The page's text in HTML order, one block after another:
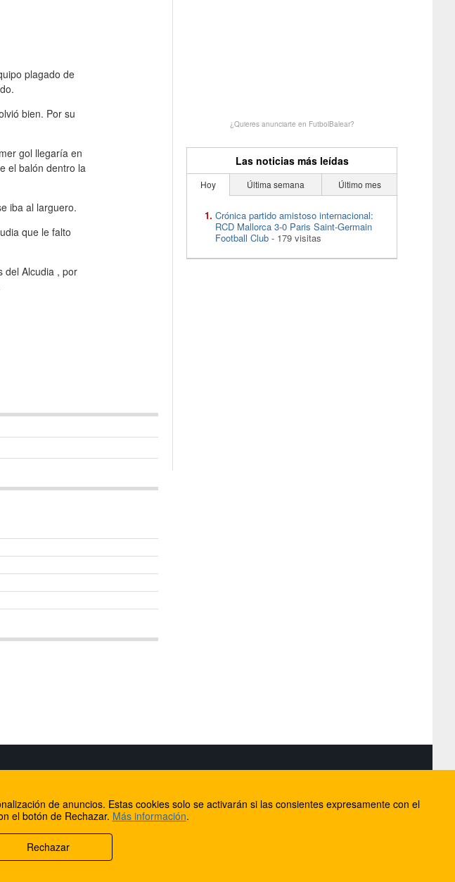
plagado de
bien. Por su
gol llegaría en
el balón dentro la
iba al larguero.
que le falto
del Alcudia , por
¿Quieres anunciarte en FutbolBalear?
Las noticias más leídas
Hoy Última semana Último mes
Crónica partido amistoso internacional:
RCD Mallorca 3-0 Paris Saint-Germain
Football Club - 179 visitas
Internet Rural Mallorca
Registro de dominios
de anuncios. Estas cookies solo se activarán si las consientes expresamente con el
el botón de Rechazar. Más información.
Rechazar